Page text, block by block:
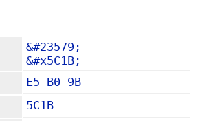
&#23579;
&#x5C1B;
E5 B0 9B
5C1B